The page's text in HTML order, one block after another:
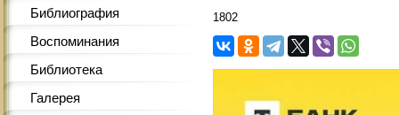
Библиография
Воспоминания
Библиотека
Галерея
1802